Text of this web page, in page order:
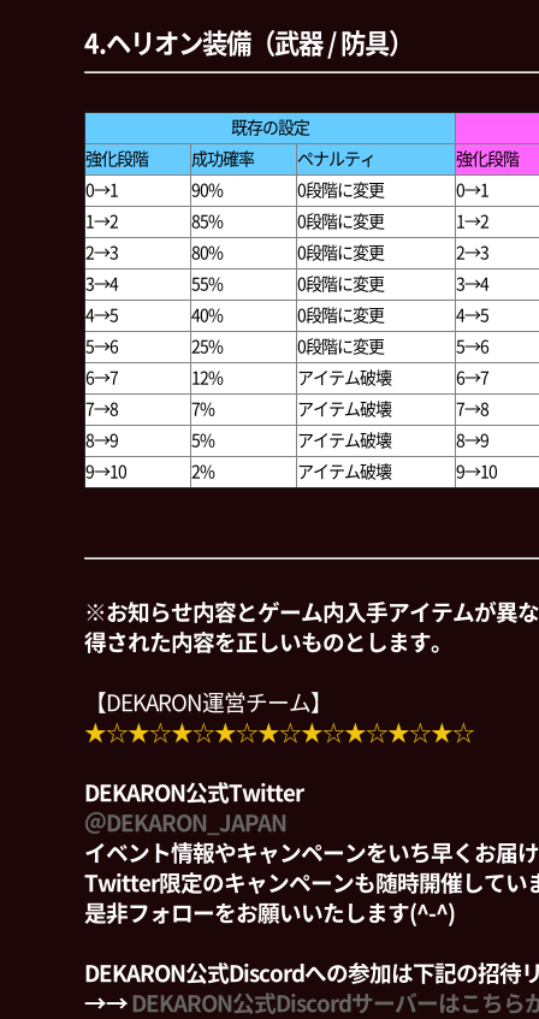
4.ヘリオン装備（武器 / 防具）
既存の設定
強化段階
成功確率 ペナルティ
強化段階
0→1
90% 0段階に変更
0→1
1→2
85% 0段階に変更
1→2
2→3
80% 0段階に変更
2→3
3→4
55% 0段階に変更
3→4
4→5
40% 0段階に変更
4→5
5→6
25% 0段階に変更
5→6
6→7
12% アイテム破壊
6→7
7→8
7% アイテム破壊
7→8
8→9
5% アイテム破壊
8→9
9→10
2% アイテム破壊 9→10
※お知らせ内容とゲーム内入手アイテムが異
得された内容を正しいものとします。
【DEKARON運営チーム】
★☆★☆★☆★☆★☆★☆★☆★☆★☆
DEKARON公式Twitter
＠DEKARON_JAPAN
イベント情報やキャンペーンをいち早くお届
Twitter限定のキャンペーンも随時開催してい
是非フォローをお願いいたします(^-^)
DEKARON公式Discordへの参加は下記の招待
→→ DEKARON公式Discordサーバーはこちら